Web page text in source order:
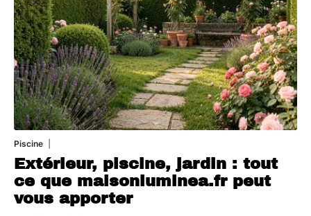
Piscine
Extérieur, piscine, jardin : tout
ce que maisonluminea.fr peut
vous apporter